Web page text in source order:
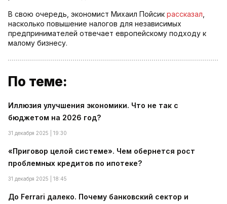
В свою очередь, экономист Михаил Пойсик рассказал
насколько повышение налогов для независимых
предпринимателей отвечает европейскому подходу к
малому бизнесу.
По теме:
Иллюзия улучшения экономики. Что не так с
бюджетом на 2026 год?
31 декабря 2025 | 19:30
«Приговор целой системе». Чем обернется рост
проблемных кредитов по ипотеке?
31 декабря 2025 | 18:45
До Ferrari далеко. Почему банковский сектор и